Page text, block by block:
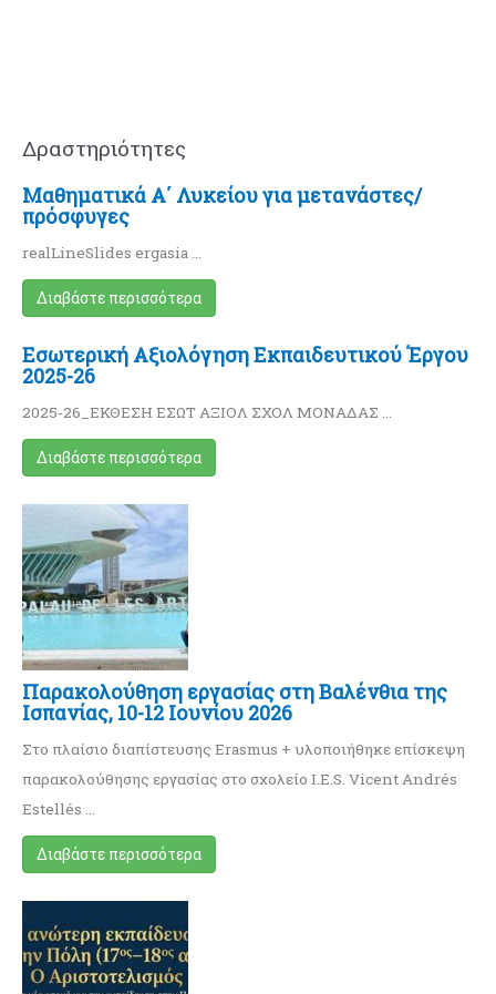
Δραστηριότητες
Μαθηματικά Α΄ Λυκείου για μετανάστες/
πρόσφυγες
realLineSlides ergasia …
Διαβάστε περισσότερα
Εσωτερική Αξιολόγηση Εκπαιδευτικού Έργου
2025-26
2025-26_ΕΚΘΕΣΗ ΕΣΩΤ ΑΞΙΟΛ ΣΧΟΛ ΜΟΝΑΔΑΣ …
Διαβάστε περισσότερα
Παρακολούθηση εργασίας στη Βαλένθια της
Ισπανίας, 10-12 Ιουνίου 2026
Στο πλαίσιο διαπίστευσης Erasmus + υλοποιήθηκε επίσκεψη
παρακολούθησης εργασίας στο σχολείο I.E.S. Vicent Andrés
Estellés …
Διαβάστε περισσότερα